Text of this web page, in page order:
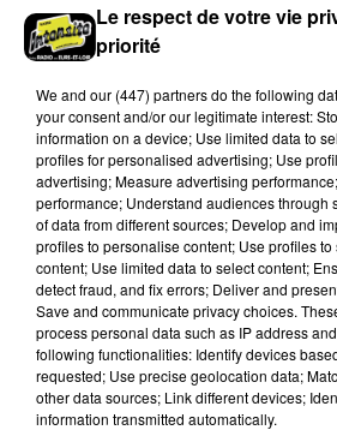
Bison Futé : un samedi
Le respect de votre vie
priorité
We and our (447) partnersdo the following
your consent and/or our legitimate interest:
information on a device; Use limited data to
profiles for personalised advertising; Use
advertising; Measure advertising
performance; Understand audiences through
of data from different sources; Develop and
profiles to personalise content; Use profiles
content; Use limited data to select content;
detect fraud, and fix errors; Deliver and
Save and communicate privacy choices.
process personal data such as IP address
following functionalities: Identify devices
requested; Use precise geolocation data;
other data sources; Link different devices;
information transmitted automatically.